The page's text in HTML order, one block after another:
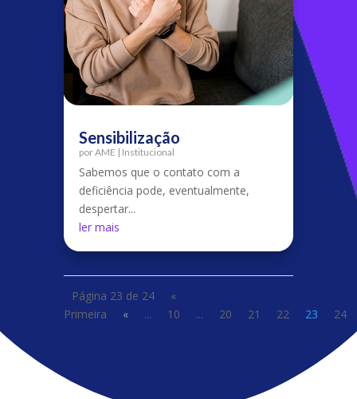
Sensibilização
porAME | Institucional
Sabemos que o contato com a
deficiência pode, eventualmente,
despertar...
ler mais
Página 23 de 24
«
Primeira
« ... 10 ... 20 21 22 23 24